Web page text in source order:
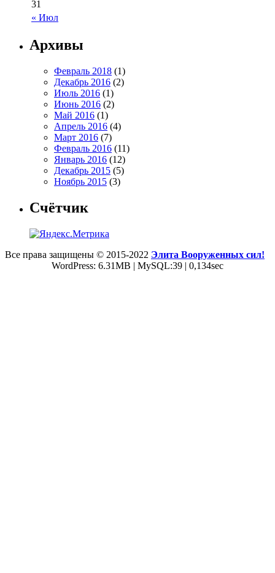
« Июл
31
Архивы
Февраль 2018 (1)
Декабрь 2016 (2)
Июль 2016 (1)
Июнь 2016 (2)
Май 2016 (1)
Апрель 2016 (4)
Март 2016 (7)
Февраль 2016 (11)
Январь 2016 (12)
Декабрь 2015 (5)
Ноябрь 2015 (3)
Счётчик
Все права защищены © 2015-2022 Элита Вооруженных сил!
WordPress: 6.31MB | MySQL:39 | 0,134sec